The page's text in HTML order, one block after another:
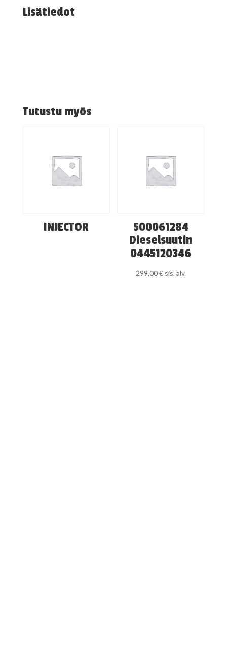
Lisätiedot
Tutustu myös
INJECTOR
500061284
Dieselsuutin
0445120346
299,00€ sis. alv.